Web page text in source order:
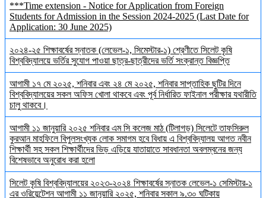
***Time extension - Notice for Application from Foreign
Students for Admission in the Session 2024-2025 (Last Date for
Application: 30 June 2025)
২০২৪-২৫ শিক্ষাবর্ষের স্নাতক (লেভেল-১, সিমেস্টার-১) শ্রেণীতে সিলেট কৃষি
বিশ্ববিদ্যালয়ে ভর্তির সুযোগ পাওয়া ছাত্র-ছাত্রীদের ভর্তি সংক্রান্ত বিজ্ঞপ্তি
আগামী ১৭ মে ২০২৫, শনিবার এবং ২৪ মে ২০২৫, শনিবার সাপ্তাহিক ছুটির দিনে
বিশ্ববিদ্যালয়ের সকল অফিস খোলা থাকবে এবং পূর্ব নির্ধারিত ফাইনাল পরীক্ষার যথারীতি
চালু থাকবে।
আগামী ১১ জানুয়ারি ২০২৫ শনিবার এম সি কলেজ মাঠ (টিলাগড়) সিলেটে তাফসিরুল
কুরআন মাহফিলে বিপুলসংখ্যক লোক সমাগম হবে বিধায় এ বিশ্ববিদ্যালয় আগত নবীন
শিক্ষার্থী সহ সকল শিক্ষার্থীদের ভিড় এড়িয়ে যাতায়াতে সাবধানতা অবলম্বনের জন্য
বিশেষভাবে অনুরোধ করা হলো
সিলেট কৃষি বিশ্ববিদ্যালয়ের ২০২৩-২০২৪ শিক্ষাবর্ষের স্নাতক লেভেল-১ সেমিস্টার-১
এর ওরিয়েন্টেশন আগামী ১১ জানুয়ারি ২০২৫, শনিবার সকাল ৯.৩০ ঘটিকায়